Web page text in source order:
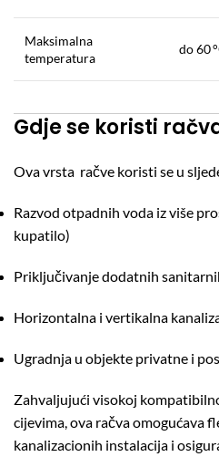
Maksimalna
temperatura
do 60
Gdje se koristi
Ova vrsta račve koristi se u
Razvod otpadnih voda iz više
kupatilo)
Priključivanje dodatnih
Horizontalna i vertikalna
Ugradnja u objekte privatne i
Zahvaljujući visokoj
cijevima, ova račva omogućava
kanalizacionih instalacija i